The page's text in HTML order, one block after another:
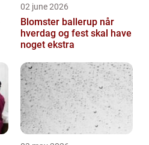
02 june 2026
Blomster ballerup når
hverdag og fest skal have
noget ekstra